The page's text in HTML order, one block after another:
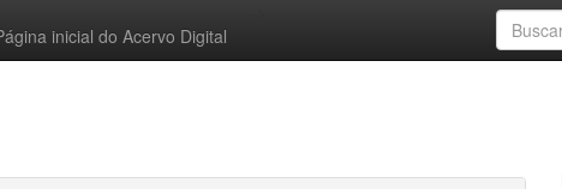
inicial do Acervo Digital